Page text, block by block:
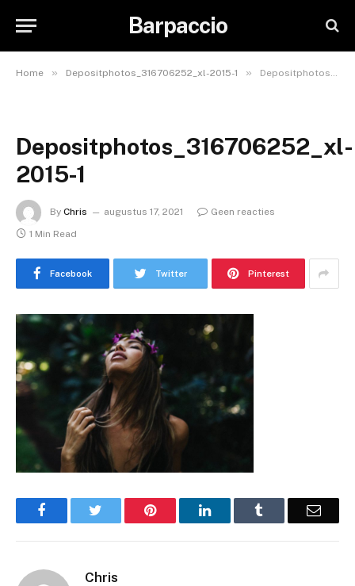
Barpaccio
Home » Depositphotos_316706252_xl-2015-1 » Depositphotos_316706252_xl-2015-1
Depositphotos_316706252_xl-
2015-1
By Chris augustus 17, 2021
Geen reacties
1 Min Read
Facebook Twitter Pinterest
Facebook Pinterest LinkedIn Email
Chris